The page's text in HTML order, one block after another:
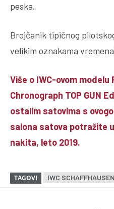
peska.
Brojčanik tipičnog
velikim oznakama
Više o IWC-ovom modelu
Chronograph TOP GUN
ostalim satovima s
salona satova potražite
nakita, leto 2019.
TAGOVI IWC SCHAFFHAUSEN